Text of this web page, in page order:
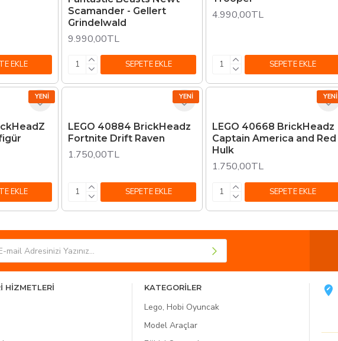
EKLE
Scamander - Gellert
Grindelwald
9.990,00TL
SEPETE EKLE
4.990,00TL
SEPETE EKLE
YENI
EKLE
YENI
LEGO 40884 BrickHeadz
Fortnite Drift Raven
1.750,00TL
SEPETE EKLE
YENI
LEGO 40668 BrickHeadz
Captain America and Red
Hulk
1.750,00TL
SEPETE EKLE
HİZMETLERİ KATEGORİLER
Lego, Hobi Oyuncak
Model Araçlar